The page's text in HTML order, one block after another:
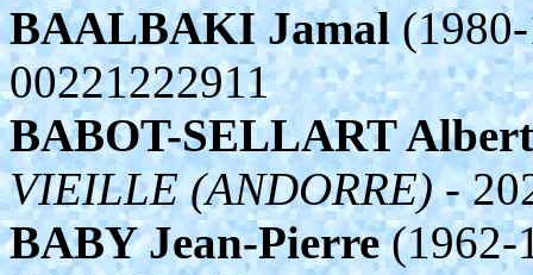
BAALBAKI Jamal
00221222911
BABOT-SELLART Albert
VIEILLE (ANDORRE)-
BABY Jean-Pierre(1962-